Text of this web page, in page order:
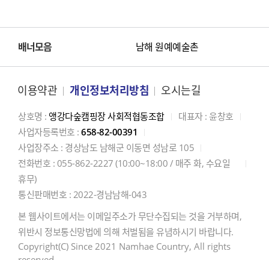
배너모음
남해 원예예술촌
남해군 문화관광과
이용약관 개인정보처리방침 오시는길
상호명 : 앵강다숲캠핑장 사회적협동조합
대표자 : 윤창호
사업자등록번호 : 658-82-00391
사업장주소 : 경상남도 남해군 이동면 성남로 105
전화번호 : 055-862-2227 (10:00~18:00 / 매주 화, 수요일
휴무)
통신판매번호 : 2022-경남남해-043
본 웹사이트에서는 이메일주소가 무단수집되는 것을 거부하며,
위반시 정보통신망법에 의해 처벌됨을 유념하시기 바랍니다.
Copyright(C) Since 2021 Namhae Country, All rights